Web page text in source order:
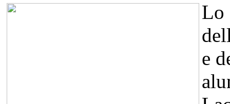
Lo
e